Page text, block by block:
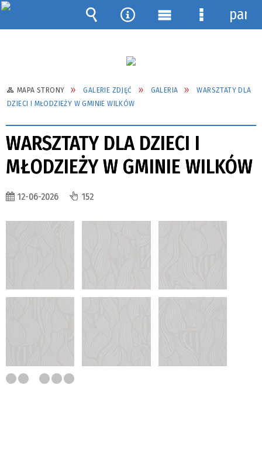
MAPA STRONY GALERIE ZDJĘĆ GALERIA
WARSZTATY DLA
DZIECI I MŁODZIEŻY W GMINIE WILKÓW
WARSZTATY DLA DZIECI I
MŁODZIEŻY W GMINIE WILKÓW
12-06-2026 152
Wyszukiwarka
Narzędzia
Menu Menu
panel